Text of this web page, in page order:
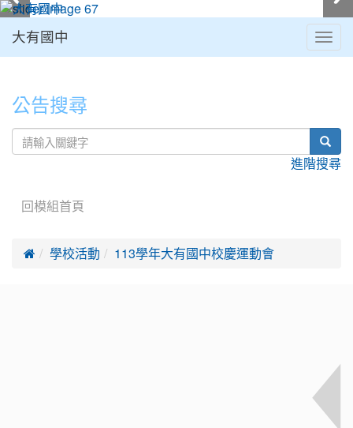
大有國中
公告搜尋
進階搜尋
回模組首頁
 學校活動 113學年大有國中校慶運動會